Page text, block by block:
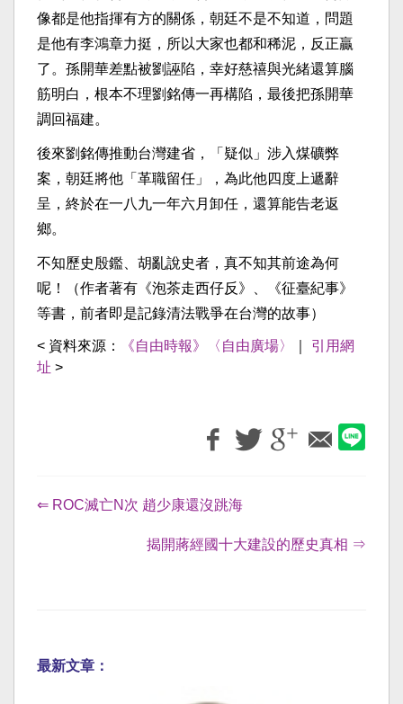
像都是他指揮有方的關係，朝廷不是不知道，問題
是他有李鴻章力挺，所以大家也都和稀泥，反正贏
了。孫開華差點被劉誣陷，幸好慈禧與光緒還算腦
筋明白，根本不理劉銘傳一再構陷，最後把孫開華
調回福建。
後來劉銘傳推動台灣建省，「疑似」涉入煤礦弊
案，朝廷將他「革職留任」，為此他四度上遞辭
呈，終於在一八九一年六月卸任，還算能告老返
鄉。
不知歷史殷鑑、胡亂說史者，真不知其前途為何
呢！（作者著有《泡茶走西仔反》、《征臺紀事》
等書，前者即是記錄清法戰爭在台灣的故事）
< 資料來源： 《自由時報》〈自由廣場〉
引用網
址 >
⇐ ROC滅亡N次 趙少康還沒跳海
揭開蔣經國十大建設的歷史真相 ⇒
最新文章：